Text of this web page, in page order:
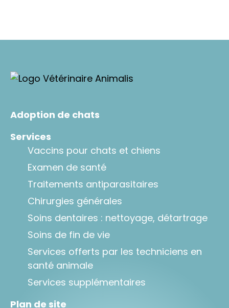
Adoption de chats
Services
Vaccins pour chats et chiens
Examen de santé
Traitements antiparasitaires
Chirurgies générales
Soins dentaires : nettoyage, détartrage
Soins de fin de vie
Services offerts par les techniciens en
santé animale
Services supplémentaires
Plan de site